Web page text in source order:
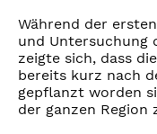
Während der
und Untersuchung
zeigte sich, dass
bereits kurz nach
gepflanzt worden
der ganzen Region